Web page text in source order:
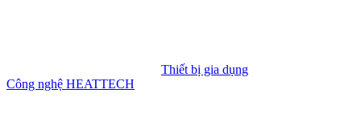
Thiết bị gia dụng
Công nghệ HEATTECH